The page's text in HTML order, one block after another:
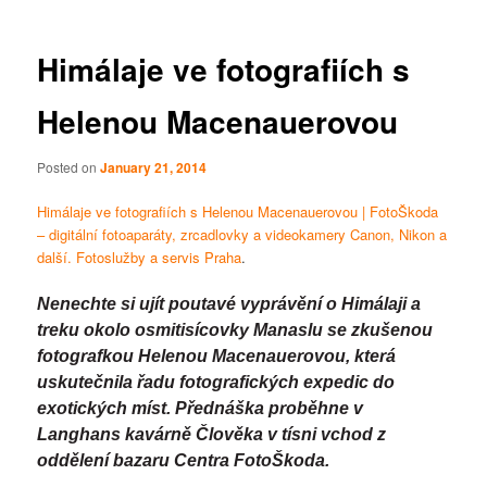
Himálaje ve fotografiích s
Helenou Macenauerovou
Posted onJanuary 21, 2014
Himálaje ve fotografiích s Helenou Macenauerovou | FotoŠkoda
– digitální fotoaparáty, zrcadlovky a videokamery Canon, Nikon a
další. Fotoslužby a servis Praha.
Nenechte si ujít poutavé vyprávění o Himálaji a
treku okolo osmitisícovky Manaslu se zkušenou
fotografkou Helenou Macenauerovou, která
uskutečnila řadu fotografických expedic do
exotických míst. Přednáška proběhne v
Langhans kavárně Člověka v tísni vchod z
oddělení bazaru Centra FotoŠkoda.